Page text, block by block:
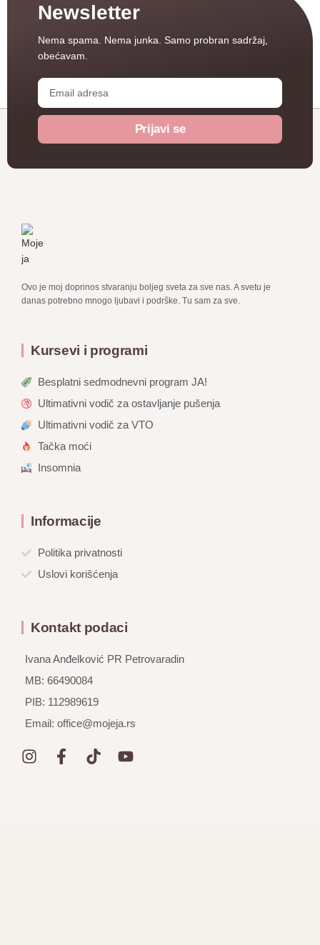
Newsletter
Nema spama. Nema junka. Samo probran sadržaj,
obećavam.
Prijavi se
Ovo je moj doprinos stvaranju boljeg sveta za sve nas. A svetu je
danas potrebno mnogo ljubavi i podrške. Tu sam za sve.
Kursevi i programi
Besplatni sedmodnevni program JA!
Ultimativni vodič za ostavljanje pušenja
Ultimativni vodič za VTO
Tačka moći
Insomnia
Informacije
Politika privatnosti
Uslovi korišćenja
Kontakt podaci
Ivana Anđelković PR Petrovaradin
MB: 66490084
PIB: 112989619
Email: office@mojeja.rs